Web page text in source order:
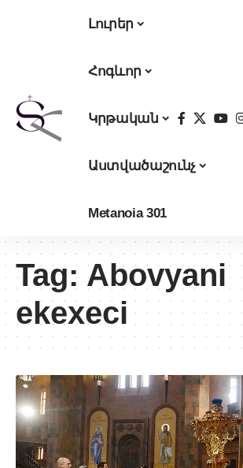
Լուրեր
Հոգևոր
Կրթական
Աստվածաշունչ
Metanoia 301
Tag: Abovyani
ekexeci